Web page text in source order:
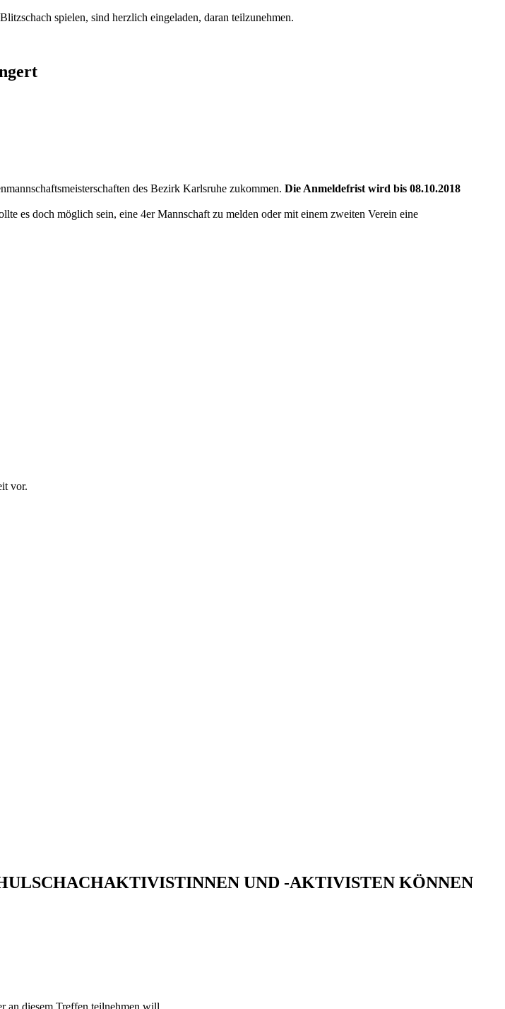
spielen, sind herzlich eingeladen, daran teilzunehmen.
des Bezirk Karlsruhe zukommen. Die Anmeldefrist wird bis 08.10.2018
es doch möglich sein, eine 4er Mannschaft zu melden oder mit einem zweiten Verein eine
vor.
UND -AKTIVISTEN KÖNNEN
an diesem Treffen teilnehmen will.